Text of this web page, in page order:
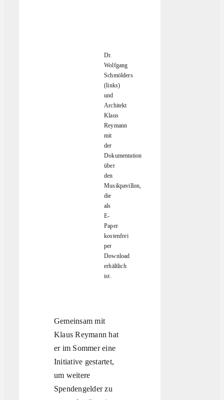
Dr.
Wolfgang
Schmölders
(links)
und
Architekt
Klaus
Reymann
mit
der
Dokumentation
über
den
Musikpavillon,
die
als
E-
Paper
kostenfrei
per
Download
erhältlich
ist.
Gemeinsam mit
Klaus Reymann hat
er im Sommer eine
Initiative gestartet,
um weitere
Spendengelder zu